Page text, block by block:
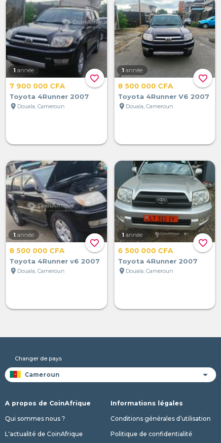
favorite_border
1 année
7 900 000 CFA
Toyota 4Runner 2007
location_on Douala, Cameroun
favorite_border
1 année
8 500 000 CFA
Toyota 4Runner V6 2007
location_on Douala, Cameroun
favorite_border
1 année
8 500 000 CFA
Toyota 4Runner v6 2007
location_on Douala, Cameroun
favorite_border
1 année
6 500 000 CFA
Toyota 4Runner 2007
location_on Douala, Cameroun
Changer de pays
A propos de CoinAfrique
Qui sommes nous ?
L'actualité de CoinAfrique
Informations légales
Conditions générales d’utilisation
Politique de confidentialité